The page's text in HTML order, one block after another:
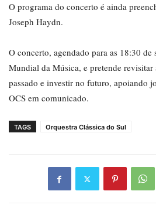
O programa do concerto é ainda
Joseph Haydn.
O concerto, agendado para as 18:30 de
Mundial da Música, e pretende revisitar
passado e investir no futuro, apoiando
OCS em comunicado.
TAGS Orquestra Clássica do Sul